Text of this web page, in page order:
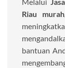
Riau
bantuan